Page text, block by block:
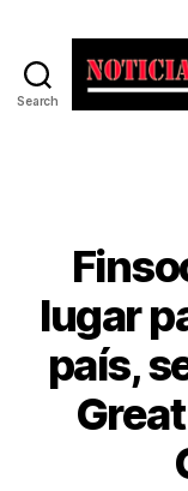
Search
lugar
país,